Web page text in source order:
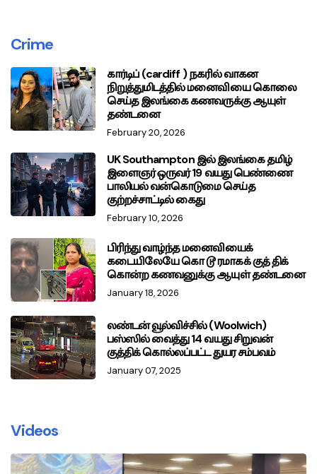
Crime
கார்டிப் (cardiff ) நகரில் வாகன
நிறுத்துமிடத்தில் மனைவியை கொலை
செய்த இலங்கை கணவருக்கு ஆயுள்
தண்டனை
February 20, 2026
UK Southampton இல் இலங்கை தமிழ்
இளைஞர் ஒருவர் 19 வயது பெண்ணை
பாலியல் வன்கொடுமை செய்த
குற்றச்சாட்டில் கைது
February 10, 2026
பிரிந்து வாழ்ந்த மனைவியைக்
கடையிலேயே கொ டூ ரமாகக் குத் திக்
கொன்ற கணவனுக்கு ஆயுள் தண்டனை
January 18, 2026
லண்டன் வூல்விச்சில் (Woolwich)
பஸ்ஸில் வைத்து 14 வயது சிறுவன்
குத்திக் கொல்லப்பட்ட துயர சம்பவம்
January 07, 2025
Videos